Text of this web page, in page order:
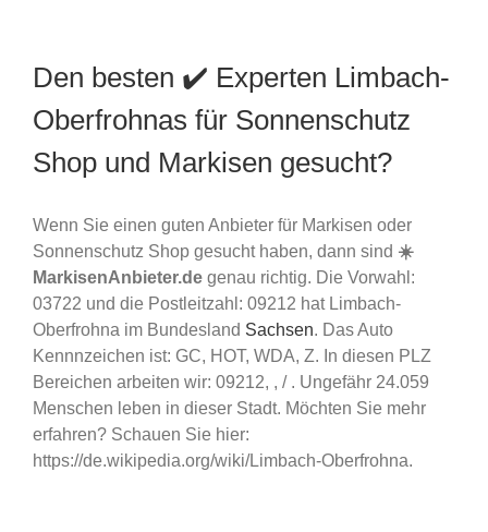
Den besten ✔️ Experten Limbach-
Oberfrohnas für Sonnenschutz
Shop und Markisen gesucht?
Wenn Sie einen guten Anbieter für Markisen oder
Sonnenschutz Shop gesucht haben, dann sind ☀️
MarkisenAnbieter.de genau richtig. Die Vorwahl:
03722 und die Postleitzahl: 09212 hat Limbach-
Oberfrohna im Bundesland Sachsen. Das Auto
Kennnzeichen ist: GC, HOT, WDA, Z. In diesen PLZ
Bereichen arbeiten wir: 09212, , / . Ungefähr 24.059
Menschen leben in dieser Stadt. Möchten Sie mehr
erfahren? Schauen Sie hier:
https://de.wikipedia.org/wiki/Limbach-Oberfrohna.